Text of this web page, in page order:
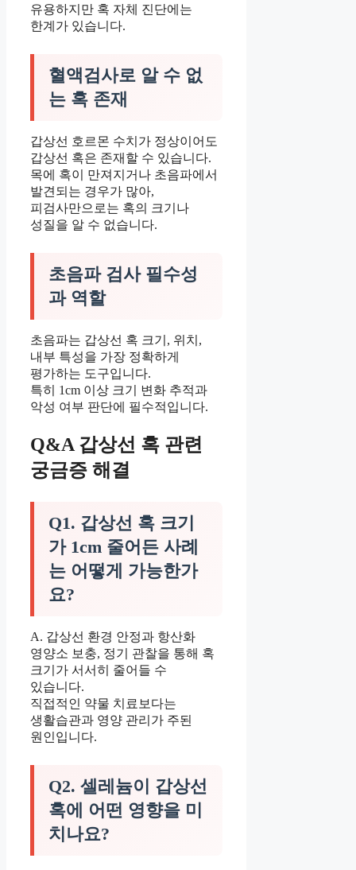
유용하지만 혹 자체 진단에는
한계가 있습니다.
혈액검사로 알 수 없
는 혹 존재
갑상선 호르몬 수치가 정상이어도
갑상선 혹은 존재할 수 있습니다.
목에 혹이 만져지거나 초음파에서
발견되는 경우가 많아,
피검사만으로는 혹의 크기나
성질을 알 수 없습니다.
초음파 검사 필수성
과 역할
초음파는 갑상선 혹 크기, 위치,
내부 특성을 가장 정확하게
평가하는 도구입니다.
특히 1cm 이상 크기 변화 추적과
악성 여부 판단에 필수적입니다.
Q&A 갑상선 혹 관련
궁금증 해결
Q1. 갑상선 혹 크기
가 1cm 줄어든 사례
는 어떻게 가능한가
요?
A. 갑상선 환경 안정과 항산화
영양소 보충, 정기 관찰을 통해 혹
크기가 서서히 줄어들 수
있습니다.
직접적인 약물 치료보다는
생활습관과 영양 관리가 주된
원인입니다.
Q2. 셀레늄이 갑상선
혹에 어떤 영향을 미
치나요?